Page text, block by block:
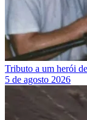
Tributo a um herói
5 de agosto 2026